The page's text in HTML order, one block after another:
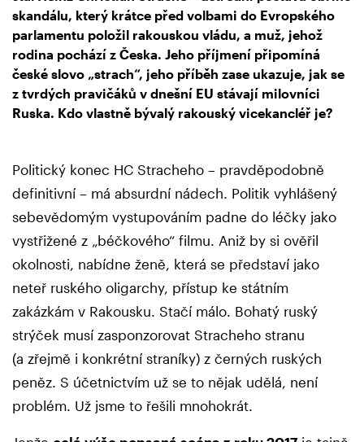
skandálu, který krátce před volbami do Evropského
parlamentu položil rakouskou vládu, a muž, jehož
rodina pochází z Česka. Jeho příjmení připomíná
české slovo „strach“, jeho příběh zase ukazuje, jak se
z tvrdých pravičáků v dnešní EU stávají milovníci
Ruska. Kdo vlastně bývalý rakouský vicekancléř je?
Politický konec HC Stracheho – pravděpodobně
definitivní – má absurdní nádech. Politik vyhlášený
sebevědomým vystupováním padne do léčky jako
vystřižené z „béčkového“ filmu. Aniž by si ověřil
okolnosti, nabídne ženě, která se představí jako
neteř ruského oligarchy, přístup ke státním
zakázkám v Rakousku. Stačí málo. Bohatý ruský
strýček musí zasponzorovat Stracheho stranu
(a zřejmě i konkrétní straníky) z černých ruských
peněz. S účetnictvím už se to nějak udělá, není
problém. Už jsme to řešili mnohokrát.